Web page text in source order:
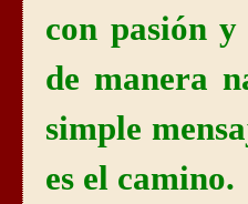
con pasión y
de manera
simple
es el camino.